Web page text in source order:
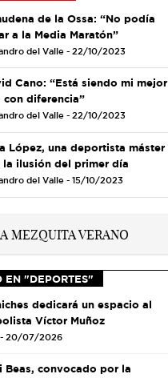
de la Ossa: “No podía
a la Media Maratón”
del Valle - 22/10/2023
Cano: “Está siendo mi mejor
con diferencia”
del Valle - 22/10/2023
López, una deportista máster
la ilusión del primer día
del Valle - 15/10/2023
EN "DEPORTES"
dedicará un espacio al
Víctor Muñoz
- 20/07/2026
Beas, convocado por la